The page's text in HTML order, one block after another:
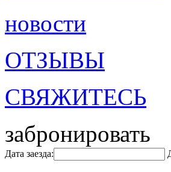
новости
ОТЗЫВЫ
СВЯЖИТЕСЬ
забронировать
Дата заезда: